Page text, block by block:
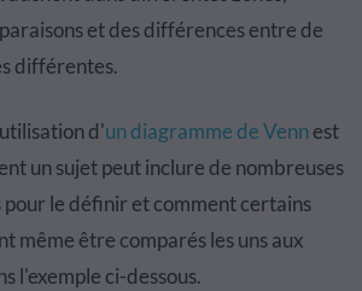
et des différences entre de
différentes.
d'un diagramme de Vennest
un sujet peut inclure de nombreuses
le définir et comment certains
même être comparés les uns aux
l'exemple ci-dessous.